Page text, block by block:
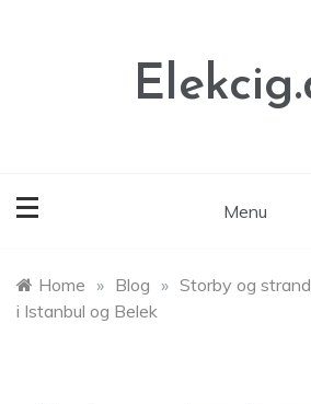
Menu
Home » Blog » Storby og
i Istanbul og Belek